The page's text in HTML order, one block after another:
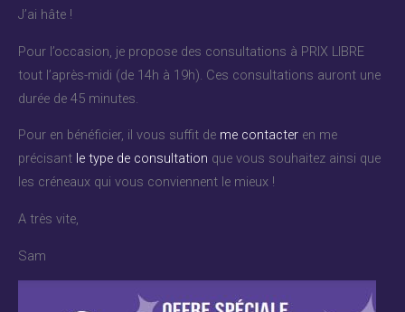
J’ai hâte !
Pour l’occasion, je propose des consultations à PRIX LIBRE
tout l’après-midi (de 14h à 19h). Ces consultations auront une
durée de 45 minutes.
Pour en bénéficier, il vous suffit de me contacter en me
précisant le type de consultation que vous souhaitez ainsi que
les créneaux qui vous conviennent le mieux !
A très vite,
Sam